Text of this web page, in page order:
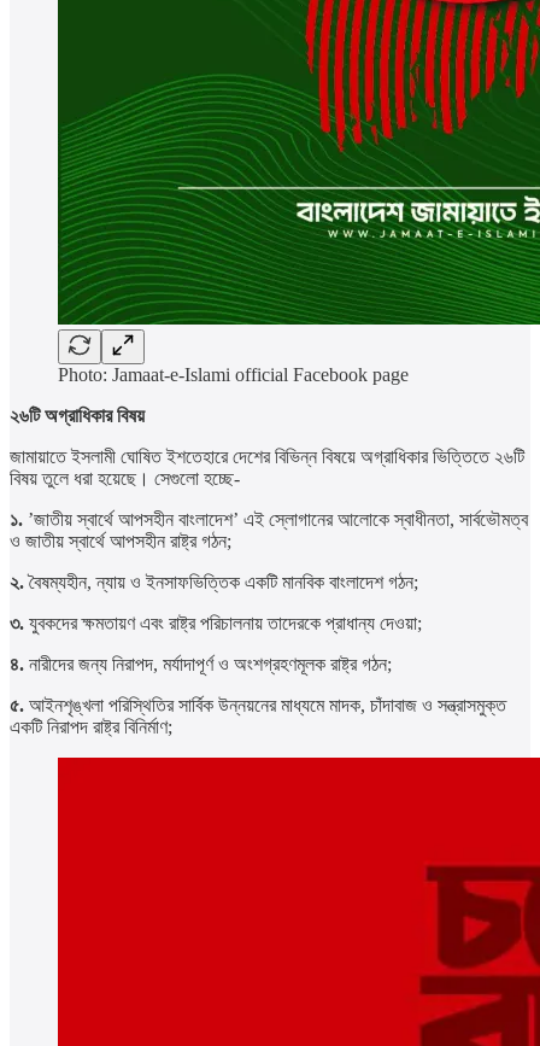
Photo: Jamaat-e-Islami official Facebook page
২৬টি অগ্রাধিকার বিষয়
জামায়াতে ইসলামী ঘোষিত ইশতেহারে দেশের বিভিন্ন বিষয়ে অগ্রাধিকার ভিত্তিতে ২৬টি
বিষয় তুলে ধরা হয়েছে। সেগুলো হচ্ছে-
১. ’জাতীয় স্বার্থে আপসহীন বাংলাদেশ’ এই স্লোগানের আলোকে স্বাধীনতা, সার্বভৌমত্ব
ও জাতীয় স্বার্থে আপসহীন রাষ্ট্র গঠন;
২.বৈষম্যহীন, ন্যায় ও ইনসাফভিত্তিক একটি মানবিক বাংলাদেশ গঠন;
৩. যুবকদের ক্ষমতায়ণ এবং রাষ্ট্র পরিচালনায় তাদেরকে প্রাধান্য দেওয়া;
৪. নারীদের জন্য নিরাপদ, মর্যাদাপূর্ণ ও অংশগ্রহণমূলক রাষ্ট্র গঠন;
৫. আইনশৃঙ্খলা পরিস্থিতির সার্বিক উন্নয়নের মাধ্যমে মাদক, চাঁদাবাজ ও সন্ত্রাসমুক্ত
একটি নিরাপদ রাষ্ট্র বিনির্মাণ;